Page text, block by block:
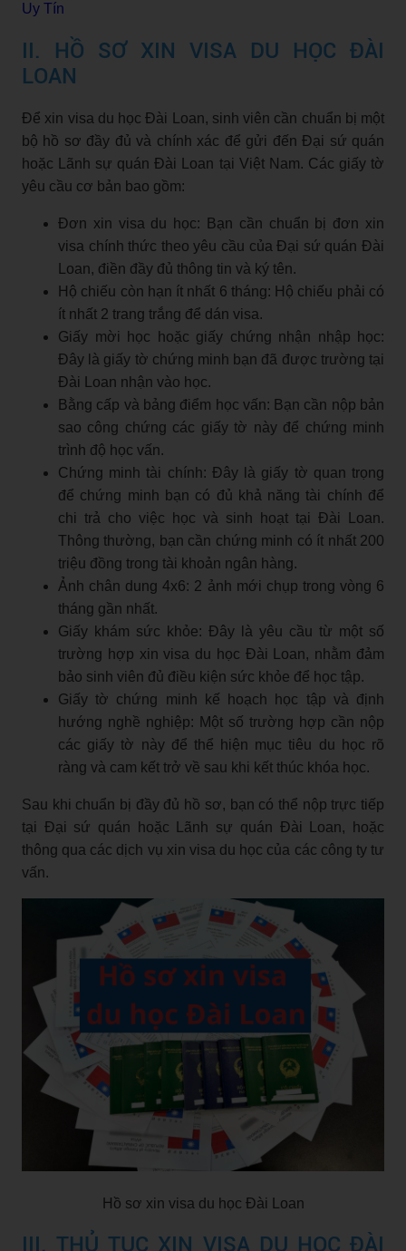
Uy Tín
II. HỒ SƠ XIN VISA DU HỌC ĐÀI
LOAN
Để xin visa du học Đài Loan, sinh viên cần chuẩn bị một
bộ hồ sơ đầy đủ và chính xác để gửi đến Đại sứ quán
hoặc Lãnh sự quán Đài Loan tại Việt Nam. Các giấy tờ
yêu cầu cơ bản bao gồm:
Đơn xin visa du học: Bạn cần chuẩn bị đơn xin
visa chính thức theo yêu cầu của Đại sứ quán Đài
Loan, điền đầy đủ thông tin và ký tên.
Hộ chiếu còn hạn ít nhất 6 tháng: Hộ chiếu phải có
ít nhất 2 trang trắng để dán visa.
Giấy mời học hoặc giấy chứng nhận nhập học:
Đây là giấy tờ chứng minh bạn đã được trường tại
Đài Loan nhận vào học.
Bằng cấp và bảng điểm học vấn: Bạn cần nộp bản
sao công chứng các giấy tờ này để chứng minh
trình độ học vấn.
Chứng minh tài chính: Đây là giấy tờ quan trọng
để chứng minh bạn có đủ khả năng tài chính để
chi trả cho việc học và sinh hoạt tại Đài Loan.
Thông thường, bạn cần chứng minh có ít nhất 200
triệu đồng trong tài khoản ngân hàng.
Ảnh chân dung 4x6: 2 ảnh mới chụp trong vòng 6
tháng gần nhất.
Giấy khám sức khỏe: Đây là yêu cầu từ một số
trường hợp xin visa du học Đài Loan, nhằm đảm
bảo sinh viên đủ điều kiện sức khỏe để học tập.
Giấy tờ chứng minh kế hoạch học tập và định
hướng nghề nghiệp: Một số trường hợp cần nộp
các giấy tờ này để thể hiện mục tiêu du học rõ
ràng và cam kết trở về sau khi kết thúc khóa học.
Sau khi chuẩn bị đầy đủ hồ sơ, bạn có thể nộp trực tiếp
tại Đại sứ quán hoặc Lãnh sự quán Đài Loan, hoặc
thông qua các dịch vụ xin visa du học của các công ty tư
vấn.
Hồ sơ xin visa du học Đài Loan
III. THỦ TỤC XIN VISA DU HỌC ĐÀI